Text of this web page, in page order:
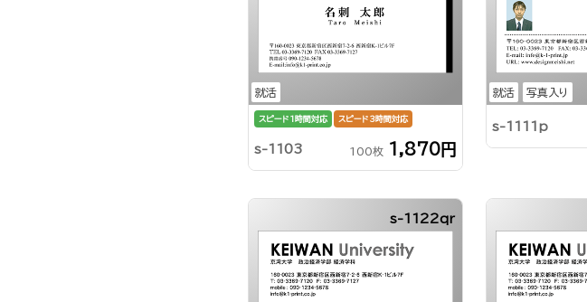
就活
スピード1時間対応 スピード3時間対応
s-1103 100枚 1,870円
就活 写真入り
s-1111p
s-1122qr